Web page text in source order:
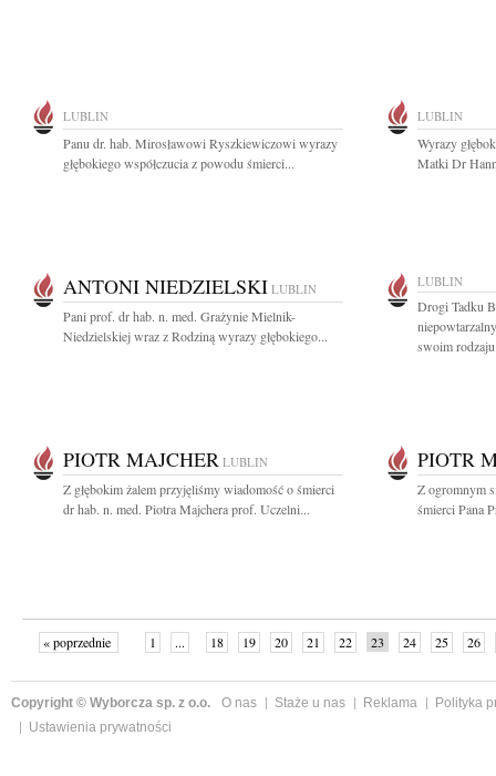
LUBLIN
Panu dr. hab. Mirosławowi Ryszkiewiczowi wyrazy
głębokiego współczucia z powodu śmierci...
LUBLIN
Wyrazy
Matki Dr
ANTONI NIEDZIELSKI LUBLIN
Pani prof. dr hab. n. med. Grażynie Mielnik-
Niedzielskiej wraz z Rodziną wyrazy głębokiego...
LUBLIN
Drogi Tadku
swoim
PIOTR MAJCHER LUBLIN
Z głębokim żalem przyjęliśmy wiadomość o śmierci
dr hab. n. med. Piotra Majchera prof. Uczelni...
PIOTR
Z ogromnym
śmierci Pana
« poprzednie 1 ... 18 19 20 21 22 23 24 25
26
Copyright © Wyborcza sp. z o.o. O nas Staże u nas Reklama
Polityka
Ustawienia prywatności